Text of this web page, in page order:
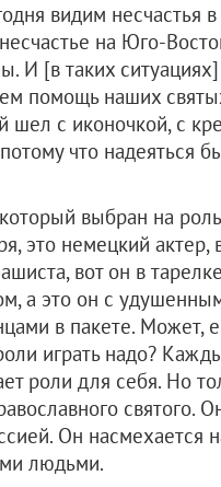
видим несчастья
на Юго-
И [в таких
помощь наших
шел с иконочкой, с
что надеяться
выбран на
это немецкий актер,
вот он в
а это он с
в пакете. Может,
играть надо?
роли для себя. Но
святого.
Он насмехается
людьми.